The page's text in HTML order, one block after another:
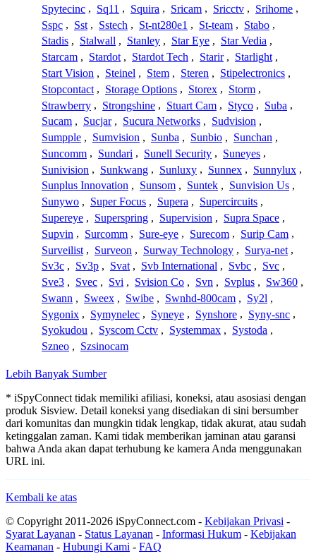
Spytecinc , Sq11 , Squira , Sricam , Sricctv , Srihome ,
Sspc , Sst , Sstech , St-nt280e1 , St-team , Stabo ,
Stadis , Stalwall , Stanley , Star Eye , Star Vedia ,
Starcam , Stardot , Stardot Tech , Starir , Starlight ,
Start Vision , Steinel , Stem , Steren , Stipelectronics ,
Stopcontact , Storage Options , Storex , Storm ,
Strawberry , Strongshine , Stuart Cam , Styco , Suba ,
Sucam , Sucjar , Sucura Networks , Sudvision ,
Sumpple , Sumvision , Sunba , Sunbio , Sunchan ,
Suncomm , Sundari , Sunell Security , Suneyes ,
Sunivision , Sunkwang , Sunluxy , Sunnex , Sunnylux ,
Sunplus Innovation , Sunsom , Suntek , Sunvision Us ,
Sunywo , Super Focus , Supera , Supercircuits ,
Supereye , Superspring , Supervision , Supra Space ,
Supvin , Surcomm , Sure-eye , Surecom , Surip Cam ,
Surveilist , Surveon , Surway Technology , Surya-net ,
Sv3c , Sv3p , Svat , Svb International , Svbc , Svc ,
Sve3 , Svec , Svi , Svision Co , Svn , Svplus , Sw360 ,
Swann , Sweex , Swibe , Swnhd-800cam , Sy2l ,
Sygonix , Symynelec , Syneye , Synshore , Syny-snc ,
Syokudou , Syscom Cctv , Systemmax , Systoda ,
Szneo , Szsinocam
Lebih Banyak Sumber
* iSpyConnect tidak memiliki afiliasi, koneksi, atau asosiasi dengan
produk Sisview. Detail koneksi yang disediakan di sini bersumber
dari komunitas dan mungkin tidak lengkap, tidak akurat, atau sudah
ketinggalan zaman. Kami tidak memberikan jaminan atau garansi
bahwa Anda akan dapat terhubung ke kamera Anda menggunakan
URL ini.
Kembali ke atas
© Copyright 2011-2026 iSpyConnect.com - Kebijakan Privasi -
Syarat Layanan - Status Layanan - Informasi Hukum - Kebijakan
Keamanan - Hubungi Kami - FAQ